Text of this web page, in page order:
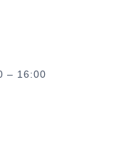
– 16:00